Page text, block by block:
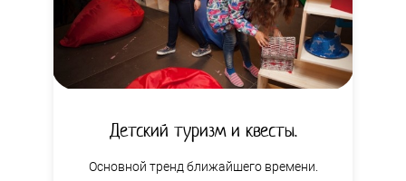
Детский туризм и квесты.
Основной тренд ближайшего времени.